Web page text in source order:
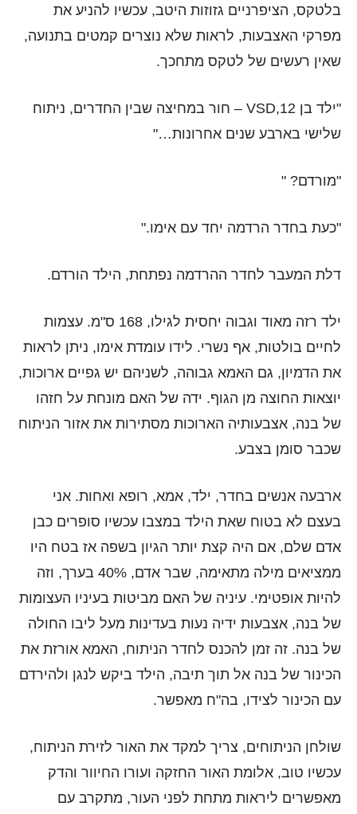
בלטקס, הציפרניים גזוזות היטב, עכשיו להניע את
מפרקי האצבעות, לראות שלא נוצרים קמטים בתנועה,
שאין רעשים של לטקס מתחכך.
"ילד בן 12,VSD – חור במחיצה שבין החדרים, ניתוח
שלישי בארבע שנים אחרונות…"
"מורדם? "
"כעת בחדר הרדמה יחד עם אימו."
דלת המעבר לחדר ההרדמה נפתחת, הילד הורדם.
ילד רזה מאוד וגבוה יחסית לגילו, 168 ס"מ. עצמות
לחיים בולטות, אף נשרי. לידו עומדת אימו, ניתן לראות
את הדמיון, גם האמא גבוהה, לשניהם יש גפיים ארוכות,
יוצאות החוצה מן הגוף. ידה של האם מונחת על חזהו
של בנה, אצבעותיה הארוכות מסתירות את אזור הניתוח
שכבר סומן בצבע.
ארבעה אנשים בחדר, ילד, אמא, רופא ואחות. אני
בעצם לא בטוח שאת הילד במצבו עכשיו סופרים כבן
אדם שלם, אם היה קצת יותר הגיון בשפה אז בטח היו
ממציאים מילה מתאימה, שבר אדם, 40% בערך, וזה
להיות אופטימי. עיניה של האם מביטות בעיניו העצומות
של בנה, אצבעות ידיה נעות בעדינות מעל ליבו החולה
של בנה. זה זמן להכנס לחדר הניתוח, האמא אורזת את
הכינור של בנה אל תוך תיבה, הילד ביקש לנגן ולהירדם
עם הכינור לצידו, בה"ח מאפשר.
שולחן הניתוחים, צריך למקד את האור לזירת הניתוח,
עכשיו טוב, אלומת האור החזקה ועורו החיוור והדק
מאפשרים ליראות מתחת לפני העור, מתקרב עם